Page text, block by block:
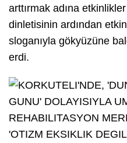
arttırmak adına
dinletisinin ardından
sloganıyla gökyüzüne
erdi.